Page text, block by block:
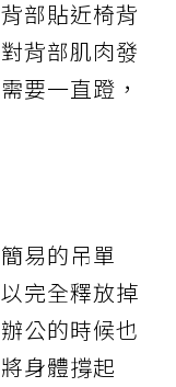
部貼近椅背
背部肌肉發
要一直蹬，
易的吊單
完全釋放掉
公的時候也
身體撐起